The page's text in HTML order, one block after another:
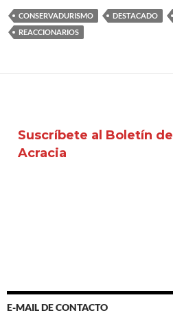
CONSERVADURISMO DESTACADO
REACCIONARIOS
Suscríbete al Boletín de
Acracia
E-MAIL DE CONTACTO